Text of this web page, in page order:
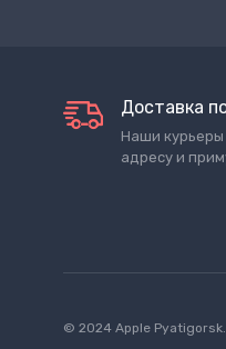
Доставка
Наши курьеры
адресу и
© 2024 Apple